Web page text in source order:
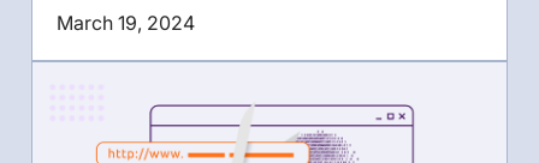
March 19, 2024